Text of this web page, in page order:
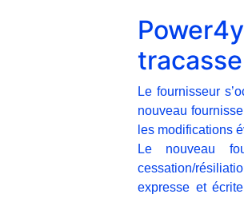
Le fournisseur
nouveau
les modifications
Le nouveau
cessation/
expresse et